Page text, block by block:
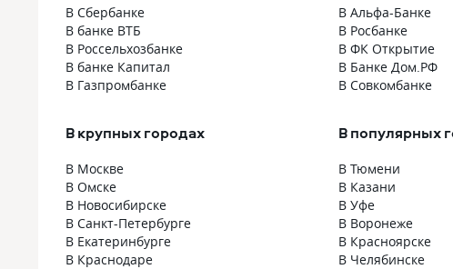
В Сбербанке
В банке ВТБ
В Россельхозбанке
В банке Капитал
В Газпромбанке
В Альфа-Банке
В Росбанке
В ФК Открытие
В Банке Дом.РФ
В Совкомбанке
В крупных городах
В Москве
В Омске
В Новосибирске
В Санкт-Петербурге
В Екатеринбурге
В Краснодаре
В популярных
В Тюмени
В Казани
В Уфе
В Воронеже
В Красноярске
В Челябинске